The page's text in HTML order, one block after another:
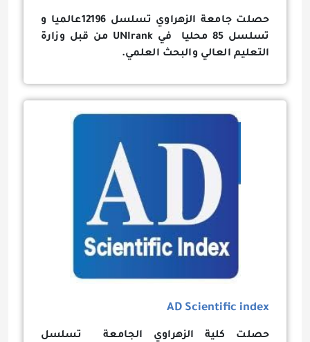
حصلت جامعة الزهراوي تسلسل 12196عالميا و
تسلسل 85 محليا في
UNIrank من قبل وزارة
التعليم العالي والبحث العلمي.
AD Scientific index
حصلت كلية الزهراوي الجامعة تسلسل